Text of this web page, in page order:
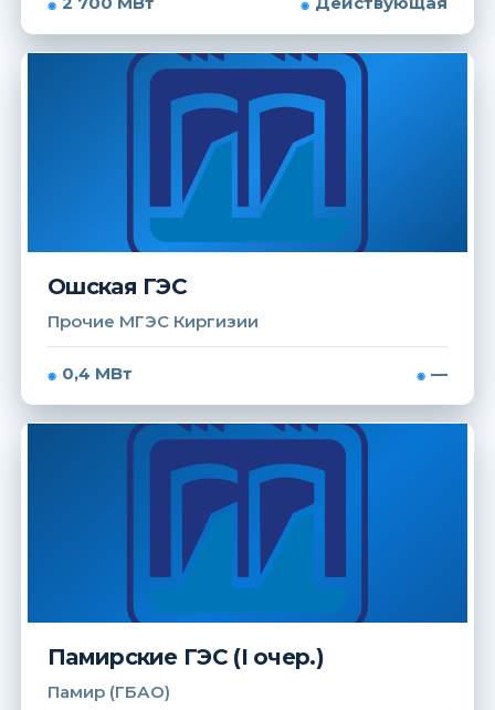
Ошская ГЭС
Прочие МГЭС Киргизии
0,4 МВт —
Памирские ГЭС (I очер.)
Памир (ГБАО)